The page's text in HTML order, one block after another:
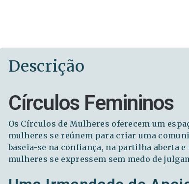
Descrição
Círculos Femininos
Os Círculos de Mulheres oferecem um
mulheres se reúnem para criar uma
baseia-se na confiança, na partilha aberta
mulheres se expressem sem medo de